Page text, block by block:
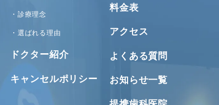
診療理念
選ばれる理由
ドクター紹介
キャンセルポリシー
料金表
アクセス
よくある質問
お知らせ一覧